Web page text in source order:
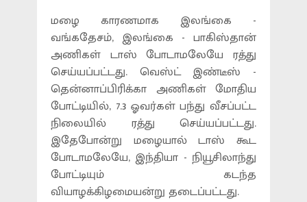
மழை காரணமாக இலங்கை -
வங்கதேசம், இலங்கை - பாகிஸ்தான்
அணிகள் டாஸ் போடாமலேயே ரத்து
செய்யப்பட்டது. வெஸ்ட் இண்டீஸ் -
தென்னாப்பிரிக்கா அணிகள் மோதிய
போட்டியில், 7.3 ஓவர்கள் பந்து வீசப்பட்ட
நிலையில் ரத்து செய்யப்பட்டது.
இதேபோன்று மழையால் டாஸ் கூட
போடாமலேயே, இந்தியா - நியூசிலாந்து
போட்டியும் கடந்த
வியாழக்கிழமையன்று தடைப்பட்டது.